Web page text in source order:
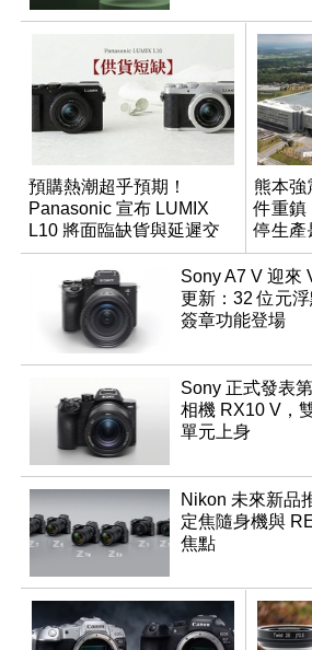
預購熱潮超乎預期！
Panasonic 宣布 LUMIX
L10 將面臨缺貨與延遲交
貨時間
熊本強
件重鎮
停生產
機？
Sony A7 V 迎來
更新：32 位元
簽章功能登場
Sony 正式發表
相機 RX10 V，
單元上身
Nikon 未來新品
定焦隨身機與
焦點